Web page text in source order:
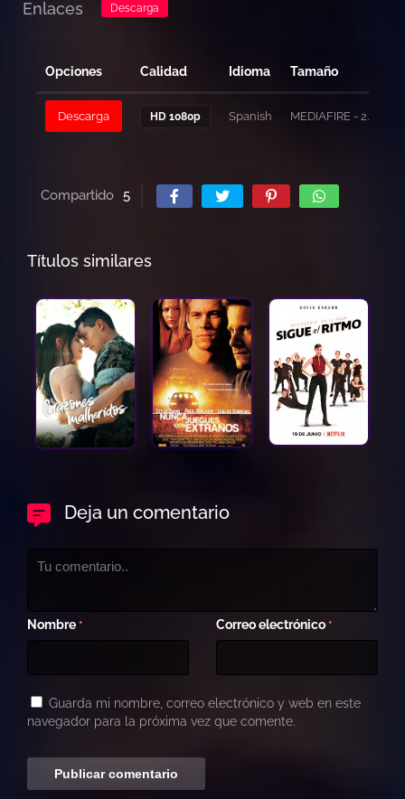
Enlaces Descarga
Opciones Calidad Idioma Tamaño
Descarga HD 1080p Spanish MEDIAFIRE - 2.84 GB
Compartido 5
Títulos similares
Deja un comentario
Nombre * Correo electrónico *
Guarda mi nombre, correo electrónico y web en este
navegador para la próxima vez que comente.